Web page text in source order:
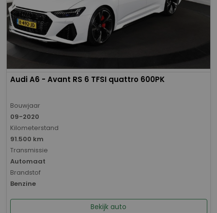
Audi A6 - Avant RS 6 TFSI quattro 600PK
Bouwjaar
09-2020
Kilometerstand
91.500 km
Transmissie
Automaat
Brandstof
Benzine
Bekijk auto